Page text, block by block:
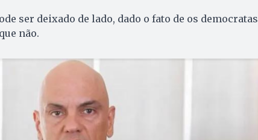
ser deixado de lado, dado o fato de os democratas
não.